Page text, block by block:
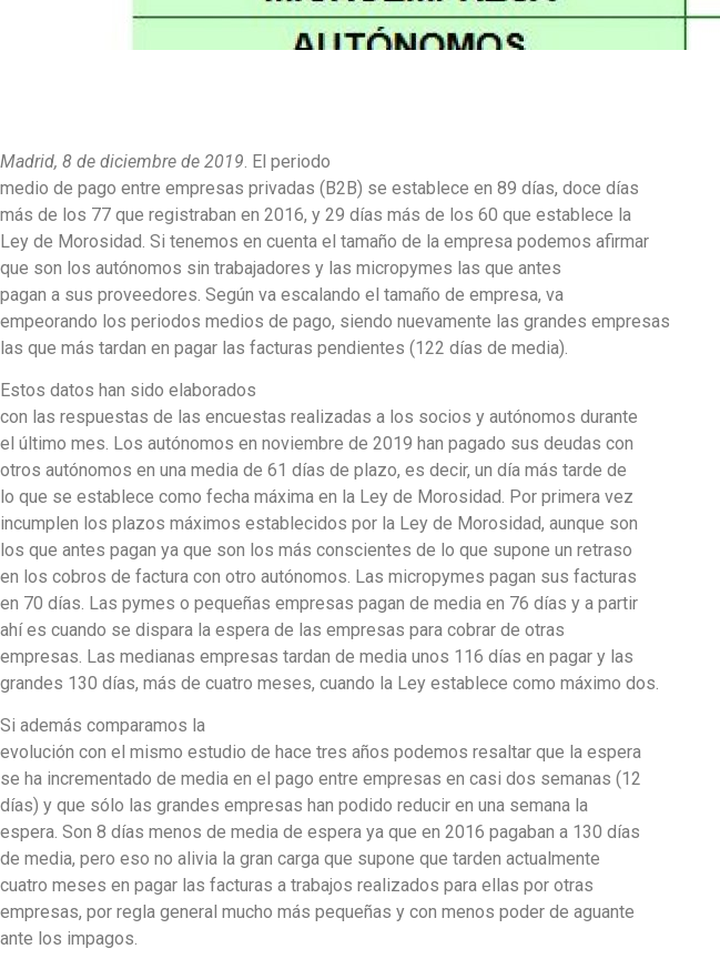
Madrid, 8 de diciembre de 2019 . El periodo
medio de pago entre empresas privadas (B2B) se establece en 89 días, doce días
más de los 77 que registraban en 2016, y 29 días más de los 60 que establece la
Ley de Morosidad. Si tenemos en cuenta el tamaño de la empresa podemos afirmar
que son los autónomos sin trabajadores y las micropymes las que antes
pagan a sus proveedores. Según va escalando el tamaño de empresa, va
empeorando los periodos medios de pago, siendo nuevamente las grandes empresas
las que más tardan en pagar las facturas pendientes (122 días de media).
Estos datos han sido elaborados
con las respuestas de las encuestas realizadas a los socios y autónomos durante
el último mes. Los autónomos en noviembre de 2019 han pagado sus deudas con
otros autónomos en una media de 61 días de plazo, es decir, un día más tarde de
lo que se establece como fecha máxima en la Ley de Morosidad. Por primera vez
incumplen los plazos máximos establecidos por la Ley de Morosidad, aunque son
los que antes pagan ya que son los más conscientes de lo que supone un retraso
en los cobros de factura con otro autónomos. Las micropymes pagan sus facturas
en 70 días. Las pymes o pequeñas empresas pagan de media en 76 días y a partir
ahí es cuando se dispara la espera de las empresas para cobrar de otras
empresas. Las medianas empresas tardan de media unos 116 días en pagar y las
grandes 130 días, más de cuatro meses, cuando la Ley establece como máximo dos.
Si además comparamos la
evolución con el mismo estudio de hace tres años podemos resaltar que la espera
se ha incrementado de media en el pago entre empresas en casi dos semanas (12
días) y que sólo las grandes empresas han podido reducir en una semana la
espera. Son 8 días menos de media de espera ya que en 2016 pagaban a 130 días
de media, pero eso no alivia la gran carga que supone que tarden actualmente
cuatro meses en pagar las facturas a trabajos realizados para ellas por otras
empresas, por regla general mucho más pequeñas y con menos poder de aguante
ante los impagos.